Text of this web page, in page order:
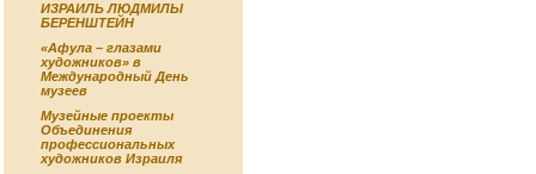
ИЗРАИЛЬ ЛЮДМИЛЫ
БЕРЕНШТЕЙН
«Афула – глазами
художников» в
Международный День
музеев
Музейные проекты
Объединения
профессиональных
художников Израиля